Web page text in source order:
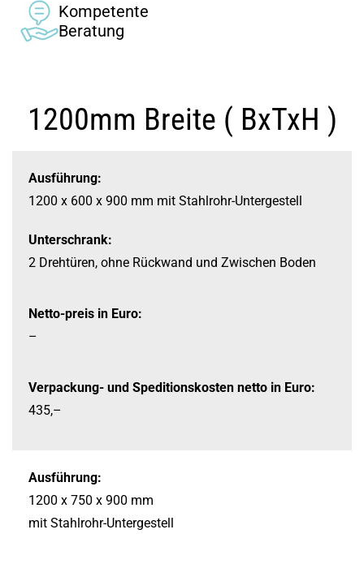
Kompetente
Beratung
1200mm Breite ( BxTxH )
Ausführung:
1200 x 600 x 900 mm mit Stahlrohr-Untergestell
Unterschrank:
2 Drehtüren, ohne Rückwand und Zwischen Boden
Netto-preis in Euro:
–
Verpackung- und Speditionskosten netto in Euro:
435,–
Ausführung:
1200 x 750 x 900 mm
mit Stahlrohr-Untergestell